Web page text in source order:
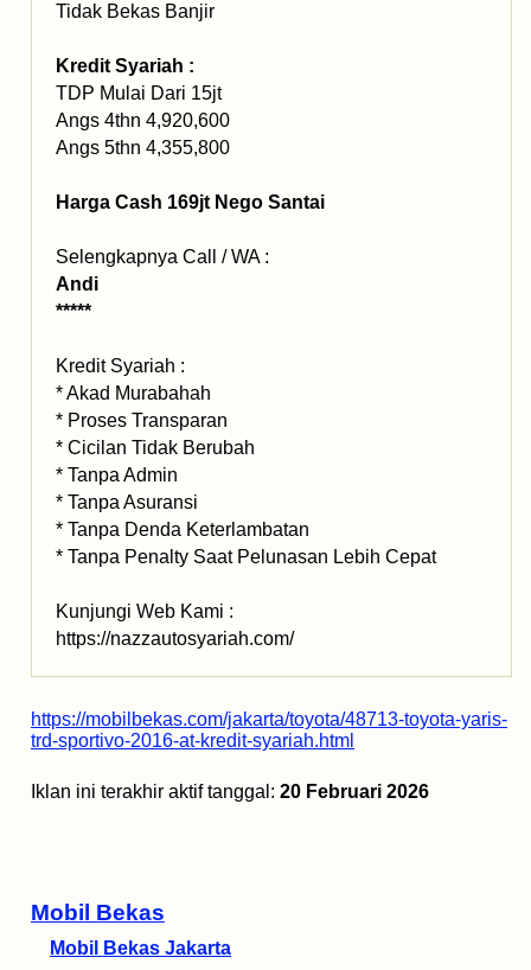
Mobil Bekas
Mobil Bekas Jakarta
Tidak Bekas Banjir
Kredit Syariah :
TDP Mulai Dari 15jt
Angs 4thn 4,920,600
Angs 5thn 4,355,800
Harga Cash 169jt Nego Santai
Selengkapnya Call / WA :
Andi
*****
Kredit Syariah :
* Akad Murabahah
* Proses Transparan
* Cicilan Tidak Berubah
* Tanpa Admin
* Tanpa Asuransi
* Tanpa Denda Keterlambatan
* Tanpa Penalty Saat Pelunasan Lebih Cepat
Kunjungi Web Kami :
https://nazzautosyariah.com/
https://mobilbekas.com/jakarta/toyota/48713-toyota-yaris-
trd-sportivo-2016-at-kredit-syariah.html
Iklan ini terakhir aktif tanggal: 20 Februari 2026